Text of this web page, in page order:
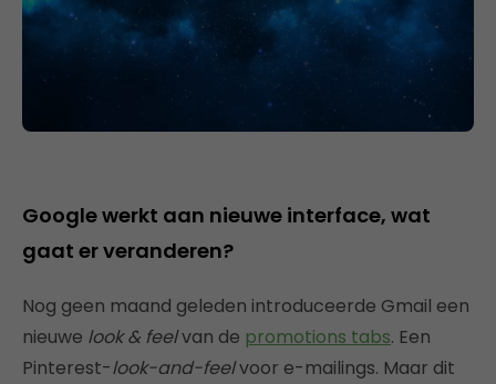
Google werkt aan nieuwe interface, wat
gaat er veranderen?
Nog geen maand geleden introduceerde Gmail een
nieuwe look & feelvan de promotions tabs. Een
Pinterest-look-and-feelvoor e-mailings. Maar dit